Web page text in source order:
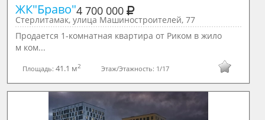
ЖК"Браво"4 700 000
Стерлитамак, улица Машиностроителей, 77
Продается 1-комнатная квартира от Риком в жило
м ком...
Площадь: 41.1 м2 Этаж/Этажность: 1/17